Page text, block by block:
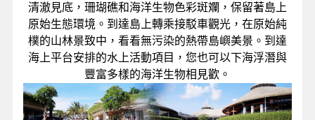
清澈見底，珊瑚礁和海洋生物色彩斑斕，保留著島上
原始生態環境。到達島上轉乘接駁車觀光，在原始純
樸的山林景致中，看看無污染的熱帶島嶼美景。到達
海上平台安排的水上活動項目，您也可以下海浮潛與
豐富多樣的海洋生物相見歡。